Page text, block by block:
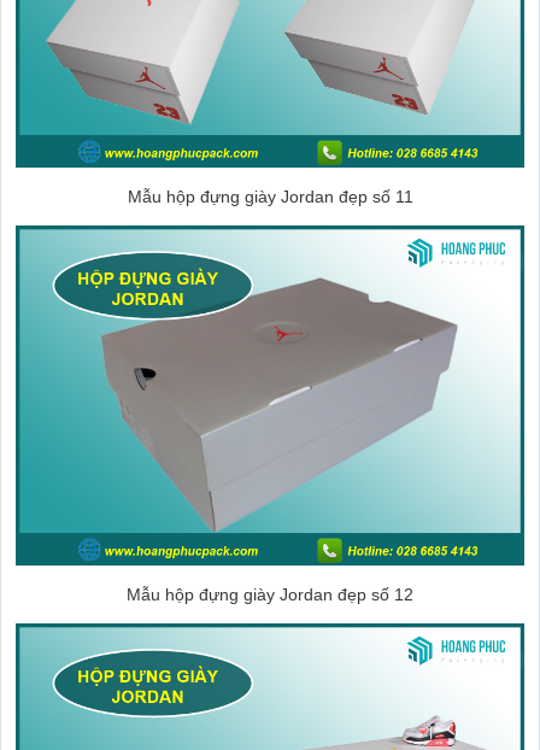
Mẫu hộp đựng giày Jordan đẹp số 11
Mẫu hộp đựng giày Jordan đẹp số 12